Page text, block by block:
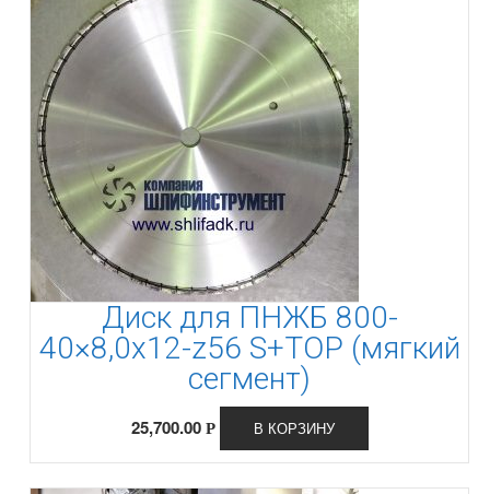
Диск для ПНЖБ 800-
40×8,0x12-z56 S+TOP (мягкий
сегмент)
25,700.00 Р В КОРЗИНУ